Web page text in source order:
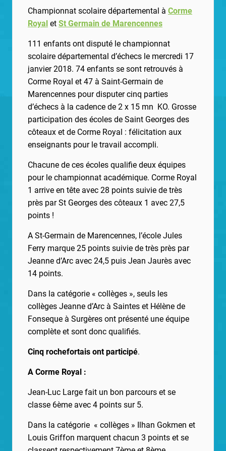
Championnat scolaire départemental à Corme
Royal et St Germain de Marencennes
111 enfants ont disputé le championnat
scolaire départemental d’échecs le mercredi 17
janvier 2018. 74 enfants se sont retrouvés à
Corme Royal et 47 à Saint-Germain de
Marencennes pour disputer cinq parties
d’échecs à la cadence de 2 x 15 mn KO. Grosse
participation des écoles de Saint Georges des
côteaux et de Corme Royal : félicitation aux
enseignants pour le travail accompli.
Chacune de ces écoles qualifie deux équipes
pour le championnat académique. Corme Royal
1 arrive en tête avec 28 points suivie de très
près par St Georges des côteaux 1 avec 27,5
points !
A St-Germain de Marencennes, l’école Jules
Ferry marque 25 points suivie de très près par
Jeanne d’Arc avec 24,5 puis Jean Jaurès avec
14 points.
Dans la catégorie « collèges », seuls les
collèges Jeanne d’Arc à Saintes et Hélène de
Fonseque à Surgères ont présenté une équipe
complète et sont donc qualifiés.
Cinq rochefortais ont participé.
A Corme Royal :
Jean-Luc Large fait un bon parcours et se
classe 6ème avec 4 points sur 5.
Dans la catégorie « collèges » Ilhan Gokmen et
Louis Griffon marquent chacun 3 points et se